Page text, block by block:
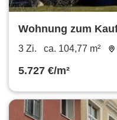
Wohnung zum
104.77 m²
3 Zi. ca. 104,77 m²
5.727 €/m²